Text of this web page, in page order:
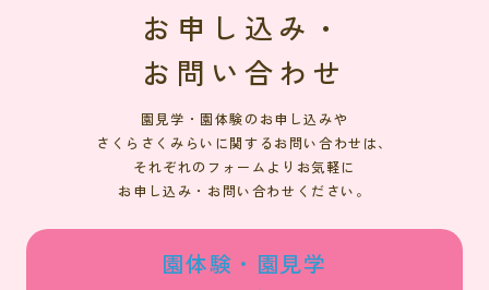
お申し込み・
お問い合わせ
園見学・園体験のお申し込みや
さくらさくみらいに関するお問い合わせは、
それぞれのフォームよりお気軽に
お申し込み・お問い合わせください。
園体験・園見学